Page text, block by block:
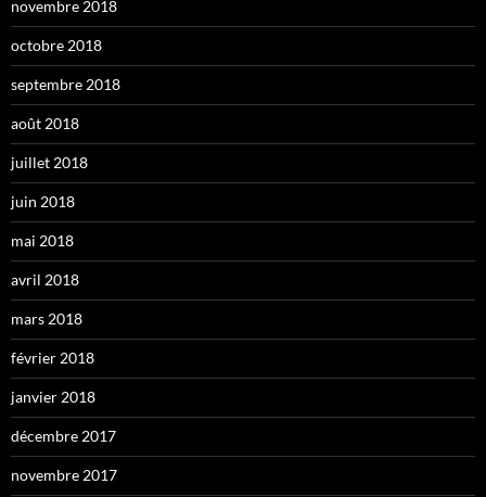
novembre 2018
octobre 2018
septembre 2018
août 2018
juillet 2018
juin 2018
mai 2018
avril 2018
mars 2018
février 2018
janvier 2018
décembre 2017
novembre 2017